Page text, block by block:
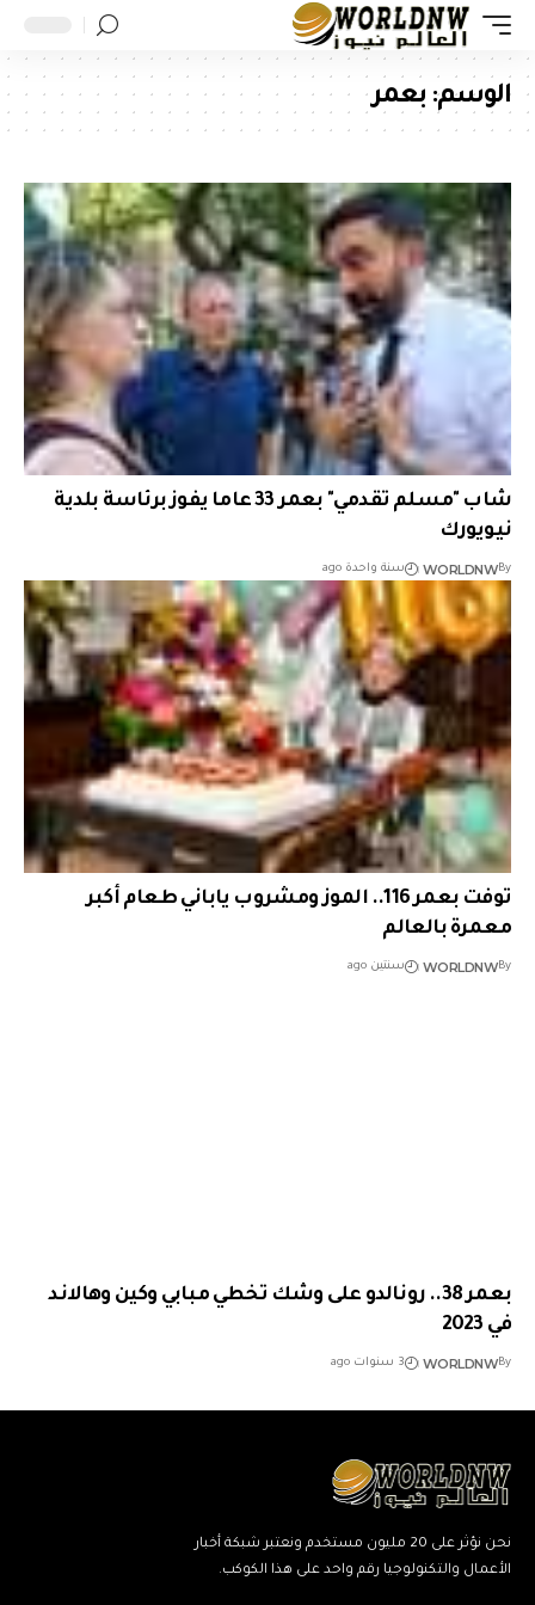
الوسم: بعمر
شاب "مسلم تقدمي" بعمر 33 عاما يفوز برئاسة بلدية
نيويورك
By
WORLDNW سنة واحدة ago
توفت بعمر 116.. الموز ومشروب ياباني طعام أكبر
معمرة بالعالم
By
WORLDNW سنتين ago
بعمر 38.. رونالدو على وشك تخطي مبابي وكين وهالاند
في 2023
By
WORLDNW 3 سنوات ago
نحن نؤثر على 20 مليون مستخدم ونعتبر شبكة أخبار
الأعمال والتكنولوجيا رقم واحد على هذا الكوكب.